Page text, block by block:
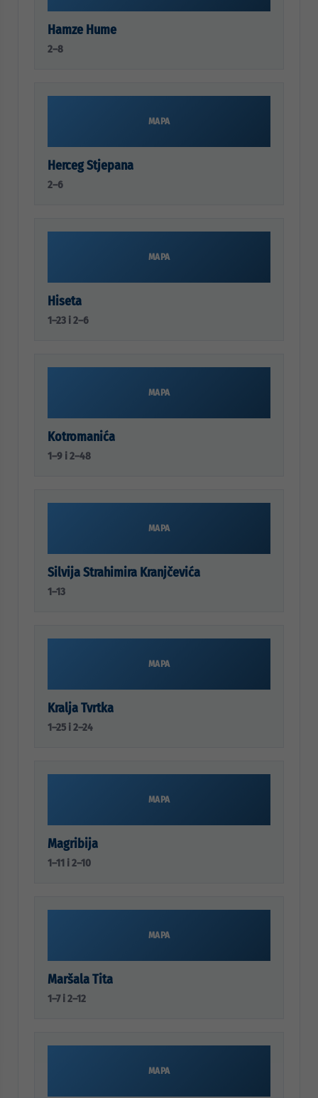
Hamze Hume
2–8
MAPA
Herceg Stjepana
2–6
MAPA
Hiseta
1–23 i 2–6
MAPA
Kotromanića
1–9 i 2–48
MAPA
Silvija Strahimira Kranjčevića
1–13
MAPA
Kralja Tvrtka
1–25 i 2–24
MAPA
Magribija
1–11 i 2–10
MAPA
Maršala Tita
1–7 i 2–12
MAPA